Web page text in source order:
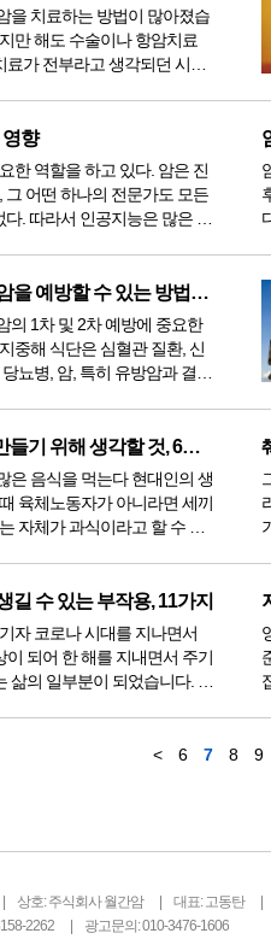
을 치료하는 방법이 많아졌습
만 해도 수술이나 항암치료
가 전부라고 생각되던 시절
암을 치료하는 방법이 하나
. 중입자 치료를 받기 위해서
등 중입자 치료...
향
한 역할을 하고 있다. 암은 진
어떤 하나의 전문가도 모든
. 따라서 인공지능은 많은 양
지중해 식단, 암을 예방할 수 있는 방법인가
의 1차 및 2차 예방에 중요한
중해 식단은 심혈관 질환, 신
뇨병, 암, 특히 유방암과 결장
염증 감소, 산화적 손상, 대
감소가 포함됩니다. 지중해
깨끗한 혈액 만들기 위해 생각할 것, 6가지
은 음식을 먹는다 현대인의 생
육체노동자가 아니라면 세끼
자체가 과식이라고 할 수 있
적으로 음식을 섭취한다. 게
까지 음식을 먹거나, 아침에
길 수 있는 부작용, 11가지
지나면서
이 되어 한 해를 지내면서 주기
삶의 일부분이 되었습니다. 그
사망에 이를 수도 있습니다.
< 6 7 8 9
상호: 주식회사 월간암
대표: 고동탄
2262 광고문의: 010-3476-1606